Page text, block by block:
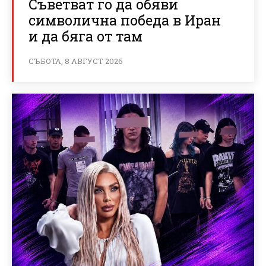
Съветват го да обяви
символична победа в Иран
и да бяга от там
СЪБОТА, 8 АВГУСТ 2026